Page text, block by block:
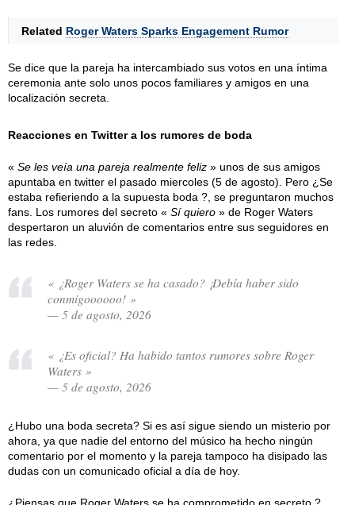
Related Roger Waters Sparks Engagement Rumor
Se dice que la pareja ha intercambiado sus votos en una íntima
ceremonia ante solo unos pocos familiares y amigos en una
localización secreta.
Reacciones en Twitter a los rumores de boda
« Se les veía una pareja realmente feliz » unos de sus amigos
apuntaba en twitter el pasado miercoles (5 de agosto). Pero ¿Se
estaba refieriendo a la supuesta boda ?, se preguntaron muchos
fans. Los rumores del secreto « Sí quiero » de Roger Waters
despertaron un aluvión de comentarios entre sus seguidores en
las redes.
« ¿Roger Waters se ha casado? ¡Debía haber sido
conmigoooooo! »
— 5 de agosto, 2026
« ¿Es oficial? Ha habido tantos rumores sobre Roger
Waters »
— 5 de agosto, 2026
¿Hubo una boda secreta? Si es así sigue siendo un misterio por
ahora, ya que nadie del entorno del músico ha hecho ningún
comentario por el momento y la pareja tampoco ha disipado las
dudas con un comunicado oficial a día de hoy.